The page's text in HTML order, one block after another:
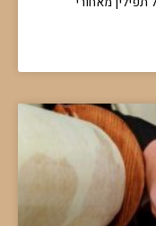
בבלנדר